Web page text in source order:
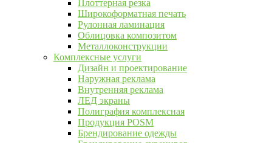
Плоттерная резка
Широкоформатная печать
Рулонная ламинация
Облицовка композитом
Металлоконструкции
Комплексные услуги
Дизайн и проектирование
Наружная реклама
Внутренняя реклама
ЛЕД экраны
Полиграфия комплексная
Продукция POSM
Брендирование одежды